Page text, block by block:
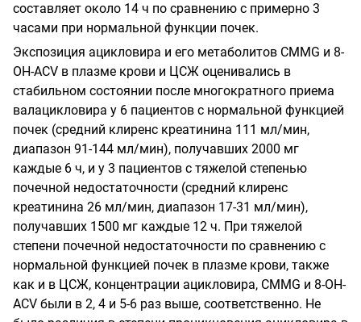
составляет около 14 ч по сравнению с примерно 3
часами при нормальной функции почек.
Экспозиция ацикловира и его метаболитов СММG и 8-
OH-ACV в плазме крови и ЦСЖ оценивались в
стабильном состоянии после многократного приема
валацикловира у 6 пациентов с нормальной функцией
почек (средний клиренс креатинина 111 мл/мин,
диапазон 91-144 мл/мин), получавших 2000 мг
каждые 6 ч, и у 3 пациентов с тяжелой степенью
почечной недостаточности (средний клиренс
креатинина 26 мл/мин, диапазон 17-31 мл/мин),
получавших 1500 мг каждые 12 ч. При тяжелой
степени почечной недостаточности по сравнению с
нормальной функцией почек в плазме крови, также
как и в ЦСЖ, концентрации ацикловира, CMMG и 8-OH-
ACV были в 2, 4 и 5-6 раз выше, соответственно. Не